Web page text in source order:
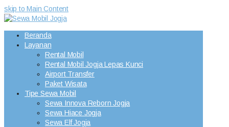
skip to Main Content
Beranda
Layanan
Rental Mobil
Rental Mobil Jogja Lepas Kunci
Airport Transfer
Paket Wisata
Tipe Sewa Mobil
Sewa Innova Reborn Jogja
Sewa Hiace Jogja
Sewa Elf Jogja